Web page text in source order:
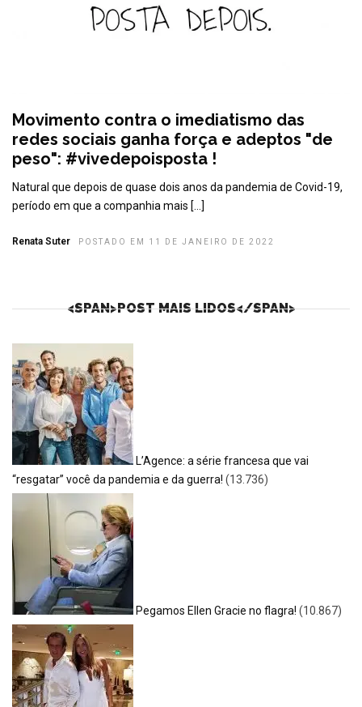
Movimento contra o imediatismo das
redes sociais ganha força e adeptos "de
peso": #vivedepoisposta !
Natural que depois de quase dois anos da pandemia de Covid-19,
período em que a companhia mais […]
Renata Suter POSTADO EM 11 DE JANEIRO DE 2022
<SPAN>POST MAIS LIDOS</SPAN>
L’Agence: a série francesa que vai
“resgatar” você da pandemia e da guerra! (13.736)
Pegamos Ellen Gracie no flagra! (10.867)